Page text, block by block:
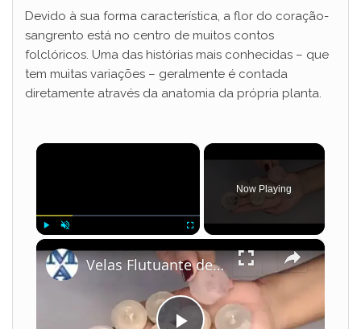
Devido à sua forma característica, a flor do coração-
sangrento está no centro de muitos contos
folclóricos. Uma das histórias mais conhecidas – que
tem muitas variações – geralmente é contada
diretamente através da anatomia da própria planta.
×
Now Playing
×
Velas Flutuante decorada - Como fazer